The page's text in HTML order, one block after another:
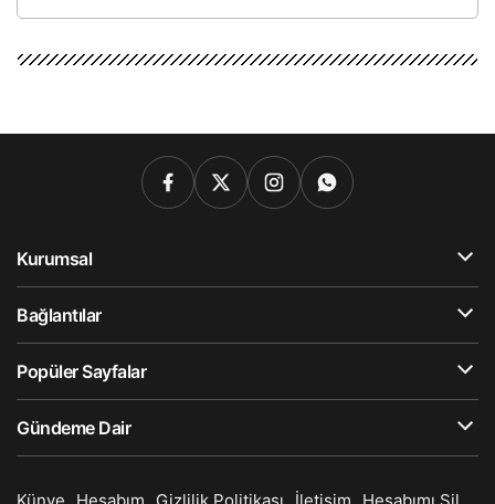
Kurumsal
Bağlantılar
Popüler Sayfalar
Gündeme Dair
Künye Hesabım Gizlilik Politikası İletişim Hesabımı Sil